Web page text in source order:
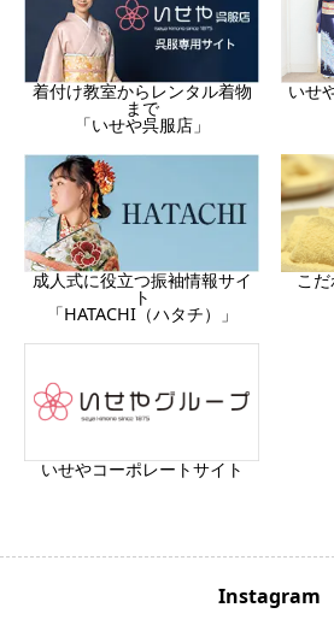
着付け教室からレンタル着物
まで
「いせや呉服店」
いせ
成人式に役立つ振袖情報サイ
ト
「HATACHI（ハタチ）」
こ
いせやコーポレートサイト
Instagram